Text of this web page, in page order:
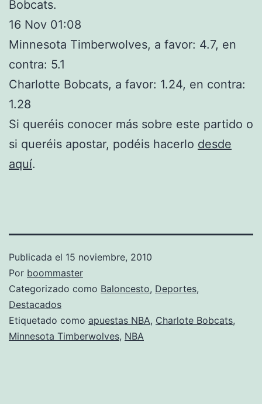
Bobcats.
16 Nov 01:08
Minnesota Timberwolves, a favor: 4.7, en
contra: 5.1
Charlotte Bobcats, a favor: 1.24, en contra:
1.28
Si queréis conocer más sobre este partido o
si queréis apostar, podéis hacerlo desde
aquí.
Publicada el 15 noviembre, 2010
Por boommaster
Categorizado como Baloncesto, Deportes,
Destacados
Etiquetado como apuestas NBA, Charlote Bobcats,
Minnesota Timberwolves, NBA